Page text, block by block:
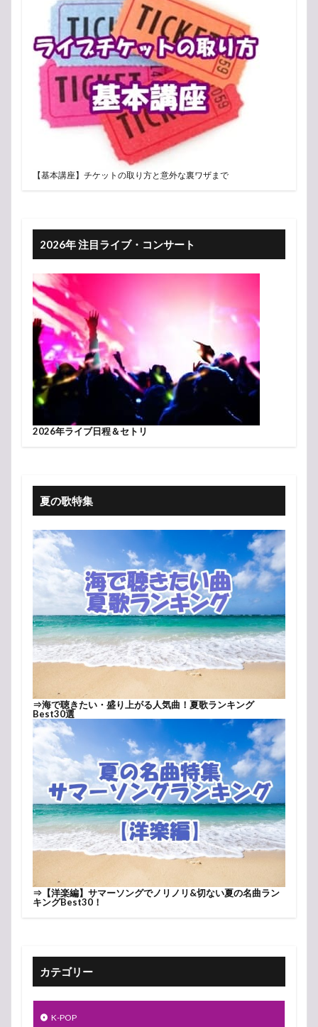
【基本講座】チケットの取り方と意外な裏ワザまで
2026年 注目ライブ・コンサート
2026年ライブ日程＆セトリ
夏の歌特集
⇒海で聴きたい・盛り上がる人気曲！夏歌ランキング
Best30選
⇒ 【洋楽編】サマーソングでノリノリ&切ない夏の名曲ラン
キングBest30！
カテゴリー
K-POP